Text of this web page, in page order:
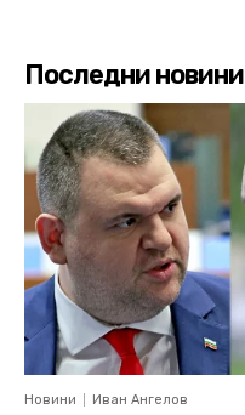
Последни новини
Новини Иван Ангелов